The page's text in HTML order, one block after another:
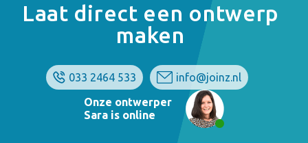
Laat direct een ontwerp
maken
033 2464 533
info@joinz.nl
Onze ontwerper
Sara is online